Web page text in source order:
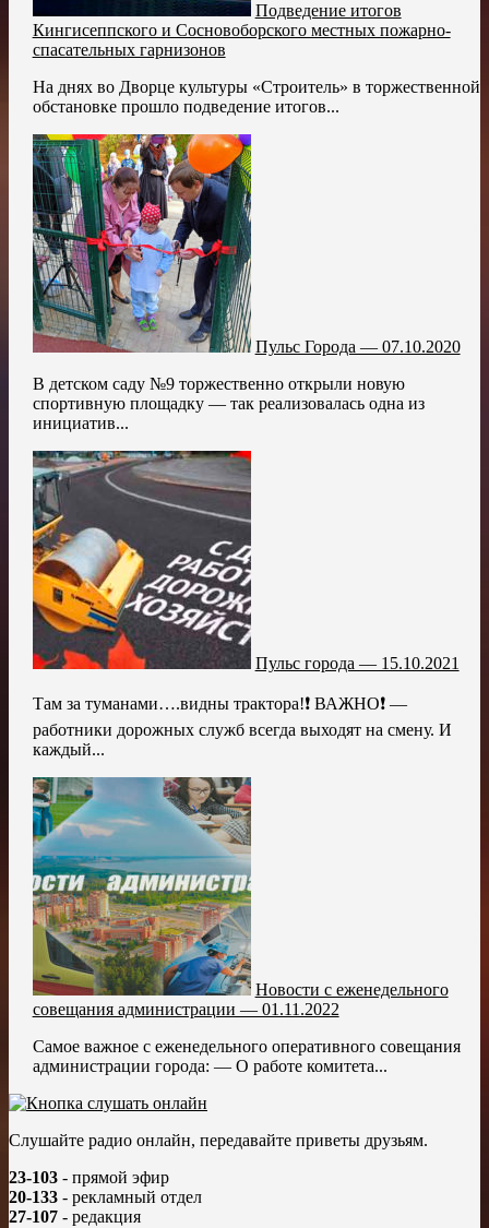
Подведение итогов
Кингисеппского и Сосновоборского местных пожарно-
спасательных гарнизонов
На днях во Дворце культуры «Строитель» в торжественной
обстановке прошло подведение итогов...
Пульс Города — 07.10.2020
В детском саду №9 торжественно открыли новую
спортивную площадку — так реализовалась одна из
инициатив...
Пульс города — 15.10.2021
Там за туманами….видны трактора!❗ ВАЖНО❗ —
работники дорожных служб всегда выходят на смену. И
каждый...
Новости с еженедельного
совещания администрации — 01.11.2022
Самое важное с еженедельного оперативного совещания
администрации города: — О работе комитета...
Слушайте радио онлайн, передавайте приветы друзьям.
23-103 - прямой эфир
20-133 - рекламный отдел
27-107 - редакция